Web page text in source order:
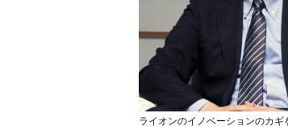
ライオンのイノベーションのカギ